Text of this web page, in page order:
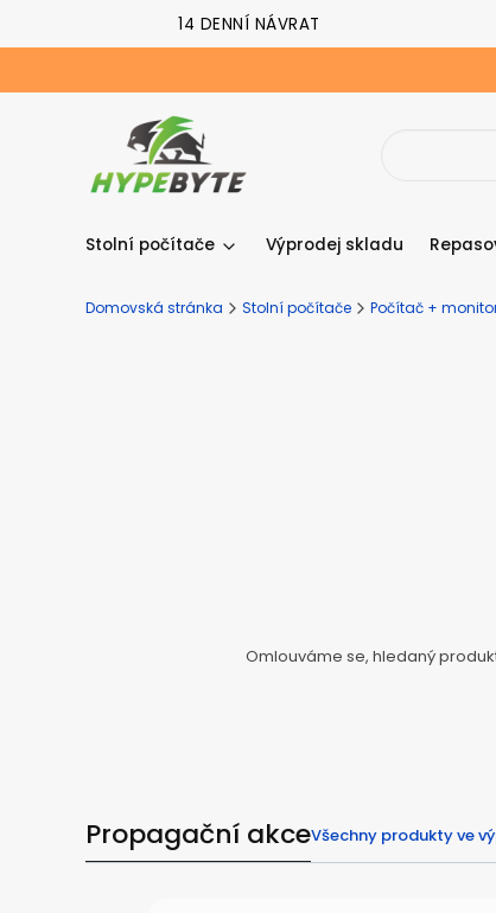
14 DENNÍ NÁVRAT
Stolní počítače Výprodej skladu
Domovská stránka Stolní počítače Počítač +
Omlouváme se, hledaný
Propagační akceVšechny produkty ve